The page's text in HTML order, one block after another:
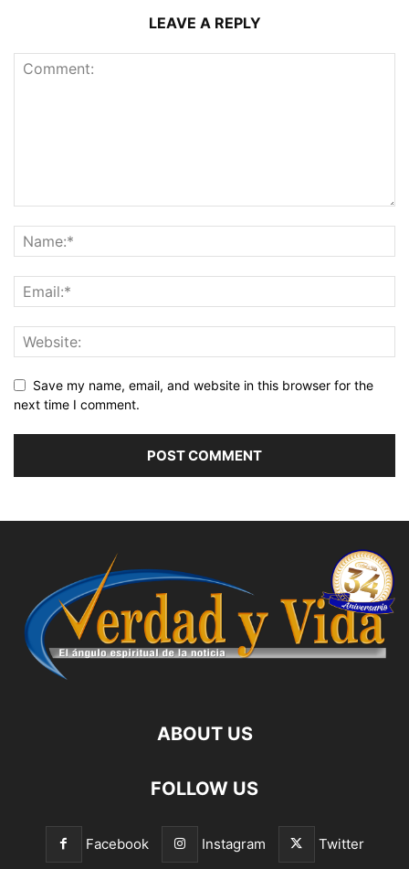
LEAVE A REPLY
Save my name, email, and website in this browser for the
next time I comment.
ABOUT US
FOLLOW US
Facebook Instagram Twitter